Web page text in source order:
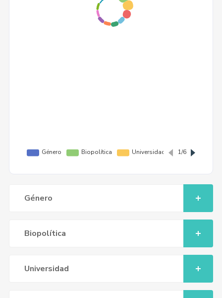
Género
Biopolítica
Universidad